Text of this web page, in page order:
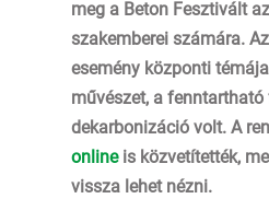
meg a Beton Fesztivált
szakemberei számára.
esemény központi
művészet, a fenntartható
dekarbonizáció volt. A
onlineis közvetítették,
vissza lehet nézni.